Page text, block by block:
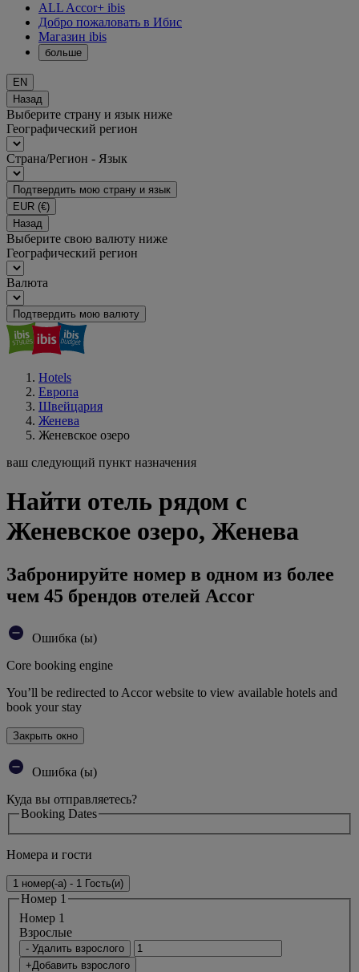
ALL Accor+ ibis
Добро пожаловать в Ибис
Магазин ibis
больше
EN
Назад
Выберите страну и язык ниже
Географический регион
Страна/Регион - Язык
Подтвердить мою страну и язык
EUR (€)
Назад
Выберите свою валюту ниже
Географический регион
Валюта
Подтвердить мою валюту
Hotels
Европа
Швейцария
Женева
Женевское озеро
ваш следующий пункт назначения
Найти отель рядом с
Женевское озеро, Женева
Забронируйте номер в одном из более
чем 45 брендов отелей Accor
Ошибка (ы)
Core booking engine
You’ll be redirected to Accor website to view available hotels and
book your stay
Закрыть окно
Ошибка (ы)
Куда вы отправляетесь?
Booking Dates
Номера и гости
1 номер(-а) - 1 Гость(и)
Номер 1
Номер 1
Bзрослые
- Удалить взрослого
+Добавить взрослого